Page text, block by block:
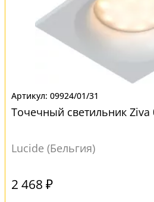
09924/01/31
Точечный светильник Ziva
Lucide (Бельгия)
2 468 ₽